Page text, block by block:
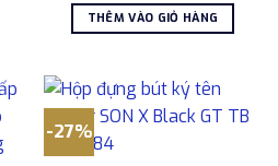
7.560.000 ₫.
THÊM VÀO GIỎ HÀNG
-27%